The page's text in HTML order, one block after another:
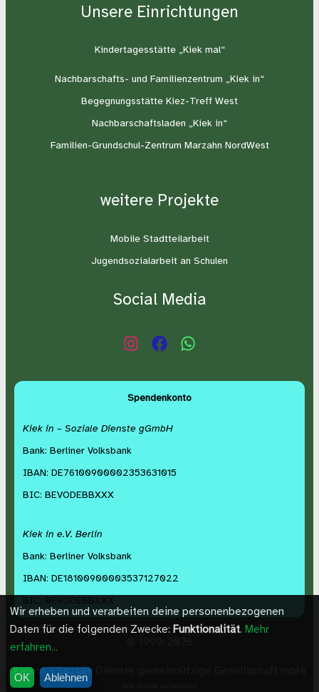
Unsere Einrichtungen
Kindertagesstätte „Kiek mal“
Nachbarschafts- und Familienzentrum „Kiek in“
Begegnungsstätte Kiez-Treff West
Nachbarschaftsladen „Kiek in“
Familien-Grundschul-Zentrum Marzahn NordWest
weitere Projekte
Mobile Stadtteilarbeit
Jugendsozialarbeit an Schulen
Social Media
Spendenkonto
Kiek in – Soziale Dienste gGmbH
Bank: Berliner Volksbank
IBAN: DE76100900002353631015
BIC: BEVODEBBXXX
Kiek in e.V. Berlin
Bank: Berliner Volksbank
IBAN: DE18100900003537127022
BIC: BEVODEBBXXX
Kiek in – Soziale Dienste gemeinnützige Gesellschaft mbH
Wir erheben und verarbeiten deine personenbezogenen
Daten für die folgenden Zwecke: Funktionalität. Mehr
erfahren...
OK Ablehnen